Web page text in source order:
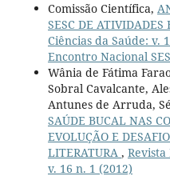
Comissão Científica,
SESC DE ATIVIDADES
Ciências da Saúde: v.
Encontro Nacional
Wânia de Fátima
Sobral Cavalcante,
Antunes de Arruda,
SAÚDE BUCAL NAS
EVOLUÇÃO E
LITERATURA ,
v. 16 n. 1 (2012)